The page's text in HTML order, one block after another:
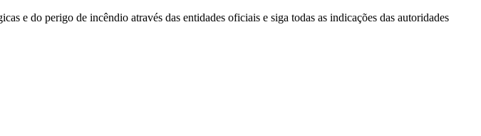
e do perigo de incêndio através das entidades oficiais e siga todas as indicações das autoridades